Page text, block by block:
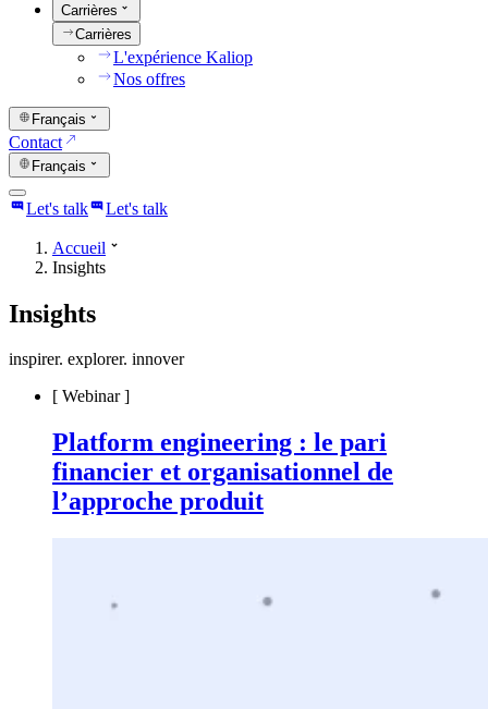
Carrières
Carrières
L'expérience Kaliop
Nos offres
Français
Contact
Français
Let's talk Let's talk
Accueil
Insights
Insights
inspirer. explorer. innover
[ Webinar]
Platform engineering : le pari
financier et organisationnel de
l’approche produit